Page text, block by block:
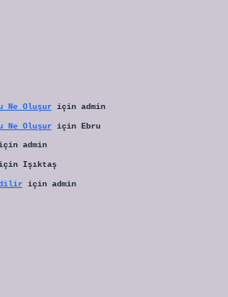
Ne Oluşuriçin admin
Ne Oluşuriçin Ebru
admin
Işıktaş
için admin